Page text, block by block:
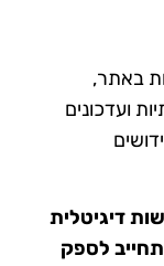
באתר,
ועדכונים
דיגיטלית
לספק